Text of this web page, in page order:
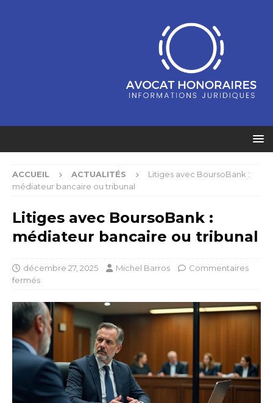
ACCUEIL ACTUALITÉS
Litiges avec BoursoBank :
médiateur bancaire ou tribunal
Litiges avec BoursoBank :
médiateur bancaire ou tribunal
décembre 27, 2025 Michel Barros
Commentaires
fermés